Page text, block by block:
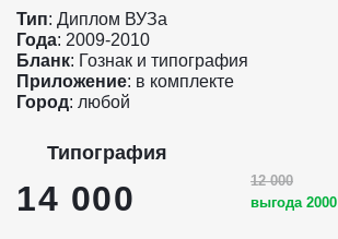
Тип: Диплом ВУЗа
Года: 2009-2010
Бланк: Гознак и типография
Приложение: в комплекте
Город: любой
Типография
14 000
12 000
выгода 2000